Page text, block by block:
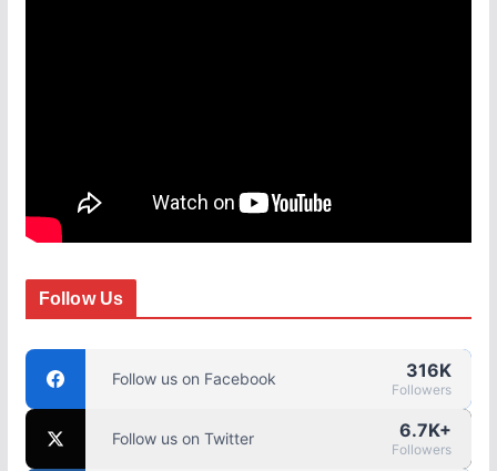
Follow Us
Follow us on Facebook 316K
Followers
Follow us on Twitter 6.7K+
Followers